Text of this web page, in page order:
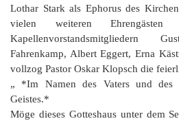
Lothar Stark als Ephorus des
vielen weiteren
Kapellenvorstandsmitgliedern
Fahrenkamp, Albert Eggert, Erna
vollzog Pastor Oskar Klopsch die
„ *Im Namen des Vaters und des
Geistes.*
Möge dieses Gotteshaus unter dem